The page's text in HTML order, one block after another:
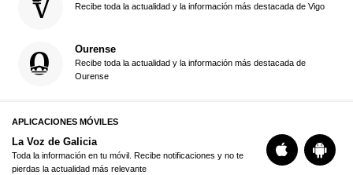
Recibe toda la actualidad y la información más destacada de Vigo
Ourense
Recibe toda la actualidad y la información más destacada de
Ourense
APLICACIONES MÓVILES
La Voz de Galicia
Toda la información en tu móvil. Recibe notificaciones y no te
pierdas la actualidad más relevante